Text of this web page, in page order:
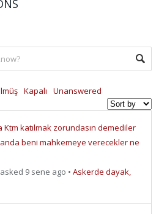
Kapalı Unanswered
Ktm katılmak zorundasın demediler
beni mahkemeye verecekler ne
asked 9 sene ago • Askerde dayak,